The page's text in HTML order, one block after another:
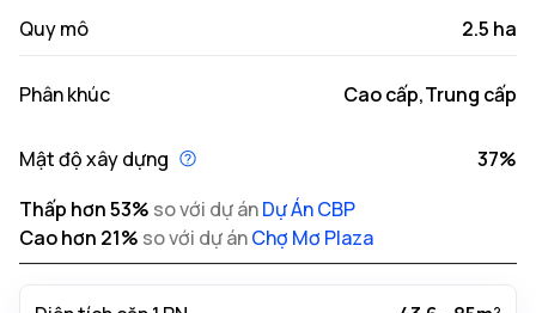
Quy mô 2.5 ha
Phân khúc Cao cấp,Trung cấp
Mật độ xây dựng
37%
Thấp hơn53% so với dự ánDự Án CBP
Cao hơn 21% so với dự ánChợ Mơ Plaza